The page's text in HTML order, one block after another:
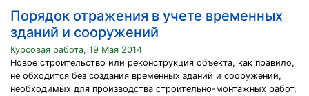
Порядок отражения в учете временных
зданий и сооружений
Курсовая работа, 19 Мая 2014
Новое строительство или реконструкция объекта, как правило,
не обходится без создания временных зданий и сооружений,
необходимых для производства строительно-монтажных работ,